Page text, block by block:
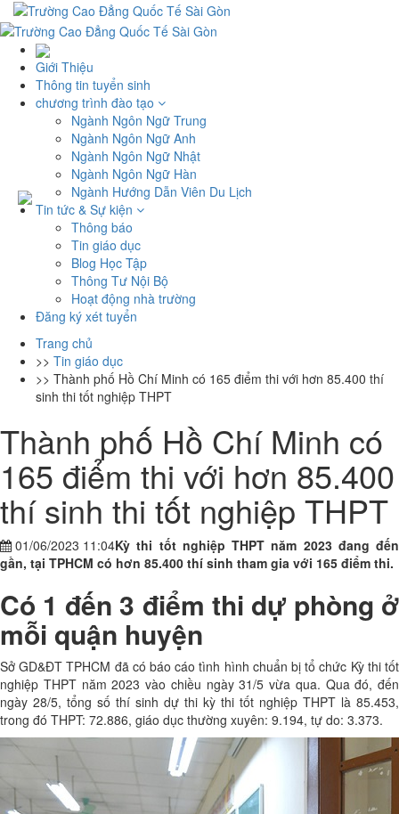
Giới Thiệu
Thông tin tuyển sinh
chương trình đào tạo
Ngành Ngôn Ngữ Trung
Ngành Ngôn Ngữ Anh
Ngành Ngôn Ngữ Nhật
Ngành Ngôn Ngữ Hàn
Ngành Hướng Dẫn Viên Du Lịch
Tin tức & Sự kiện
Thông báo
Tin giáo dục
Blog Học Tập
Thông Tư Nội Bộ
Hoạt động nhà trường
Đăng ký xét tuyển
Trang chủ
>> Tin giáo dục
>> Thành phố Hồ Chí Minh có 165 điểm thi với hơn 85.400 thí
sinh thi tốt nghiệp THPT
Thành phố Hồ Chí Minh có
165 điểm thi với hơn 85.400
thí sinh thi tốt nghiệp THPT
01/06/2023 11:04Kỳ thi tốt nghiệp THPT năm 2023 đang đến
gần, tại TPHCM có hơn 85.400 thí sinh tham gia với 165 điểm thi.
Có 1 đến 3 điểm thi dự phòng ở
mỗi quận huyện
Sở GD&ĐT TPHCM đã có báo cáo tình hình chuẩn bị tổ chức Kỳ thi tốt
nghiệp THPT năm 2023 vào chiều ngày 31/5 vừa qua. Qua đó, đến
ngày 28/5, tổng số thí sinh dự thi kỳ thi tốt nghiệp THPT là 85.453,
trong đó THPT: 72.886, giáo dục thường xuyên: 9.194, tự do: 3.373.